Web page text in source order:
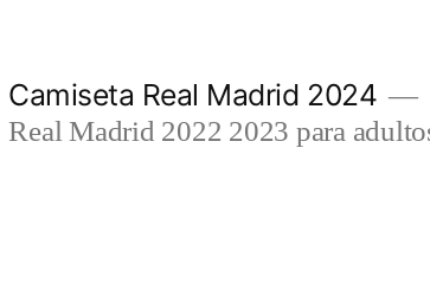
Camiseta Real Madrid 2024
Real Madrid 2022 2023 para